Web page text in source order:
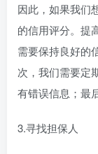
因此，如果我们
的信用评分。提
需要保持良好的
次，我们需要定
有错误信息；最
3.寻找担保人